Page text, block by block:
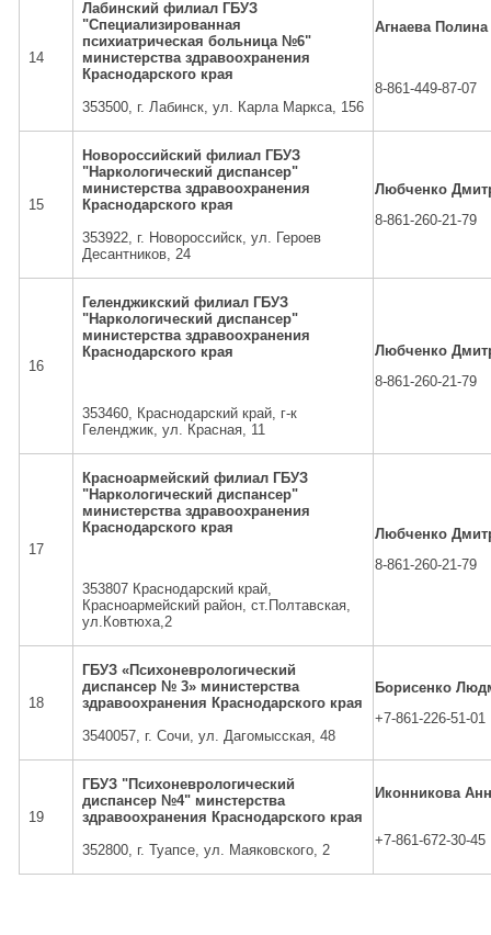
14
Лабинский филиал ГБУЗ
"Специализированная
психиатрическая больница №6"
министерства здравоохранения
Краснодарского края
353500, г. Лабинск, ул. Карла Маркса, 156
Агнаева
8-861-449-87-07
15
Новороссийский филиал ГБУЗ
"Наркологический диспансер"
министерства здравоохранения
Краснодарского края
353922, г. Новороссийск, ул. Героев
Десантников, 24
Любченко
8-861-260-21-79
16
Геленджикский филиал ГБУЗ
"Наркологический диспансер"
министерства здравоохранения
Краснодарского края
353460, Краснодарский край, г-к
Геленджик, ул. Красная, 11
Любченко
8-861-260-21-79
17
Красноармейский филиал ГБУЗ
"Наркологический диспансер"
министерства здравоохранения
Краснодарского края
353807 Краснодарский край,
Красноармейский район, ст.Полтавская,
ул.Ковтюха,2
Любченко
8-861-260-21-79
18
ГБУЗ «Психоневрологический
диспансер № 3» министерства
здравоохранения Краснодарского края
3540057, г. Сочи, ул. Дагомысская, 48
Борисенко
+7-861-226-51-01
19
ГБУЗ "Психоневрологический
диспансер №4" минстерства
здравоохранения Краснодарского края
352800, г. Туапсе, ул. Маяковского, 2
Иконникова
+7-861-672-30-45